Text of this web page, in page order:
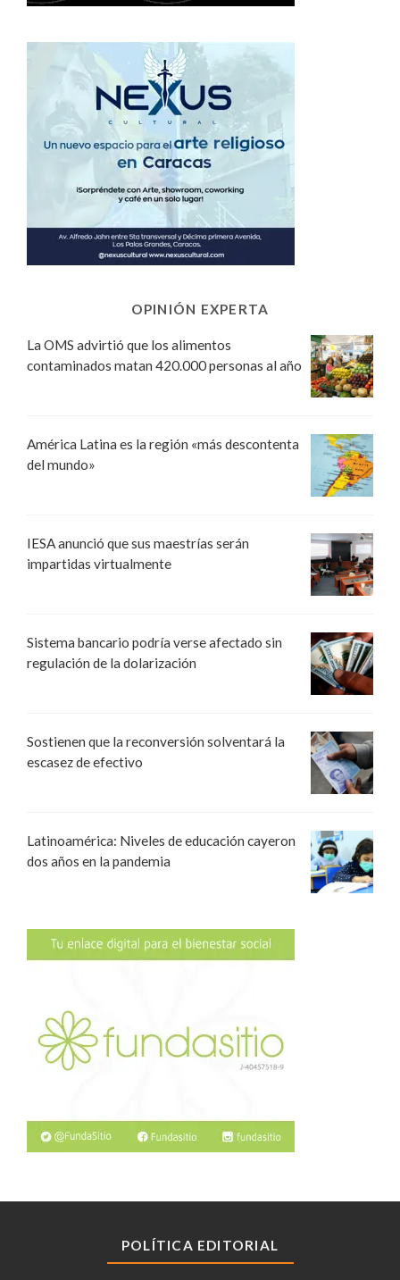
OPINIÓN EXPERTA
La OMS advirtió que los alimentos
contaminados matan 420.000 personas al año
América Latina es la región «más descontenta
del mundo»
IESA anunció que sus maestrías serán
impartidas virtualmente
Sistema bancario podría verse afectado sin
regulación de la dolarización
Sostienen que la reconversión solventará la
escasez de efectivo
Latinoamérica: Niveles de educación cayeron
dos años en la pandemia
POLÍTICA EDITORIAL